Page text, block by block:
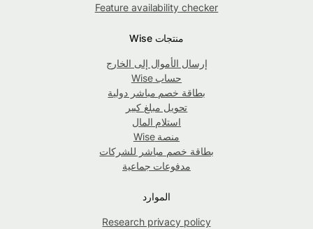
Feature availability checker
منتجات Wise
إرسال الأموال إلى الخارج
حساب Wise
بطاقة خصم مباشر دولية
تحويل مبلغ كبير
استلام المال
منصة Wise
بطاقة خصم مباشر للشركات
مدفوعات جماعية
الموارد
Research privacy policy